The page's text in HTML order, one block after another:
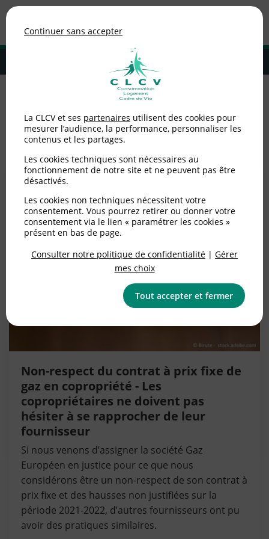
MENU
Adhérer à la CLCV
Énergie
Non-respect du contrat à prix fixe de
gaz en copropriété - Les
copropriétaires ne doivent pas
hésiter à se rapprocher de leur
fournisseur
Si nous venons d’assigner la société Gaz
Européen en justice pour ce que nous
considérons être un non-respect de son contrat à
prix fixe et des hausses non justifiées sur la
période 2021-2022, d’autres fournisseurs ont pu
avoir des pratiques similaires.
Continuer sans accepter
La CLCV et ses partenaires utilisent des cookies pour
mesurer l’audience, la performance, personnaliser les
contenus et les partages.
Les cookies techniques sont nécessaires au
fonctionnement de notre site et ne peuvent pas être
désactivés.
Les cookies non techniques nécessitent votre
consentement. Vous pourrez retirer ou donner votre
consentement via le lien « paramétrer les cookies »
présent en bas de page.
Consulter notre politique de confidentialité | Gérer
mes choix
Tout accepter et fermer